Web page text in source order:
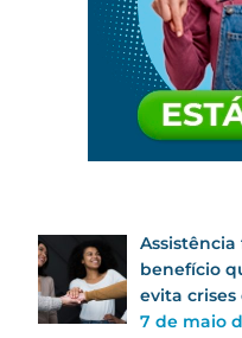
benefício
evita
7 de maio